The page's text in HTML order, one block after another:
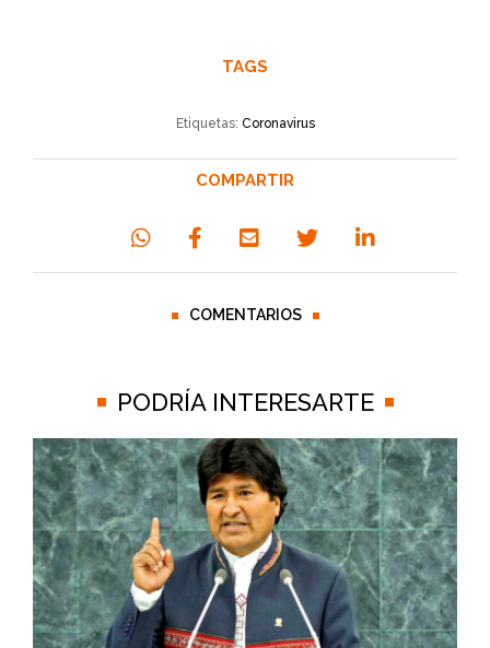
TAGS
Etiquetas: Coronavirus
COMPARTIR
COMENTARIOS
PODRÍA INTERESARTE